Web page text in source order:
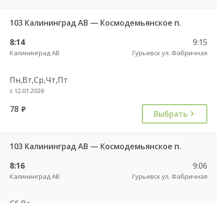
103 Калининград АВ — Космодемьянское п.
8:14
Калининград АВ
9:15
Гурьевск ул. Фабричная
Пн,Вт,Ср,Чт,Пт
с 12.01.2026
78 руб. Выбрать
103 Калининград АВ — Космодемьянское п.
8:16
Калининград АВ
9:06
Гурьевск ул. Фабричная